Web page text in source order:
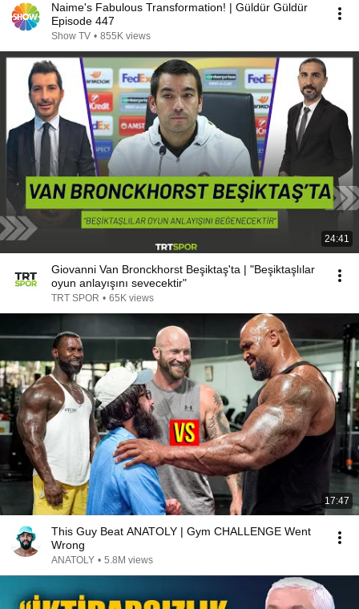
Naime's Fabulous Transformation! | Güldür Güldür
Episode 447
Show TV • 855K views
24:41
Giovanni Van Bronckhorst Beşiktaş'ta | "Beşiktaşlılar
oyun anlayışını sevecektir"
TRT SPOR • 65K views
17:47
This Guy Beat ANATOLY | Gym CHALLENGE Went
Wrong
ANATOLY • 5.8M views